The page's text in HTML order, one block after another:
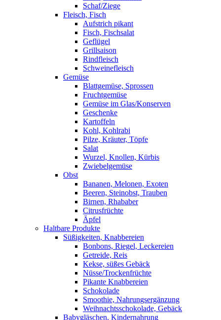
Schaf/Ziege
Fleisch, Fisch
Aufstrich pikant
Fisch, Fischsalat
Geflügel
Grillsaison
Rindfleisch
Schweinefleisch
Gemüse
Blattgemüse, Sprossen
Fruchtgemüse
Gemüse im Glas/Konserven
Geschenke
Kartoffeln
Kohl, Kohlrabi
Pilze, Kräuter, Töpfe
Salat
Wurzel, Knollen, Kürbis
Zwiebelgemüse
Obst
Bananen, Melonen, Exoten
Beeren, Steinobst, Trauben
Birnen, Rhababer
Citrusfrüchte
Äpfel
Haltbare Produkte
Süßigkeiten, Knabbereien
Bonbons, Riegel, Leckereien
Getreide, Reis
Kekse, süßes Gebäck
Nüsse/Trockenfrüchte
Pikante Knabbereien
Schokolade
Smoothie, Nahrungsergänzung
Weihnachtsschokolade, Gebäck
Babygläschen, Kindernahrung